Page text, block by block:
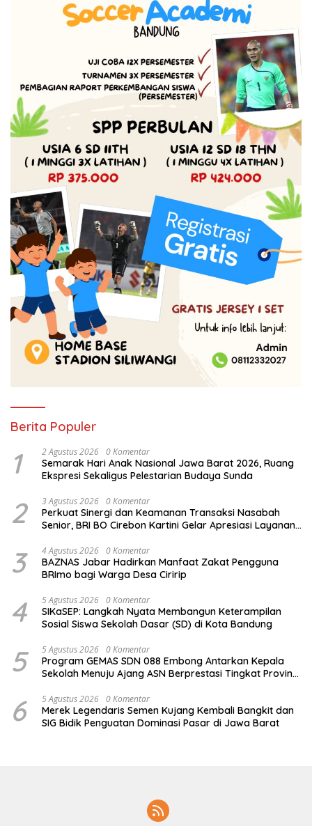
Berita Populer
1 2 Agustus 2026 0 Komentar
Semarak Hari Anak Nasional Jawa Barat 2026, Ruang
Ekspresi Sekaligus Pelestarian Budaya Sunda
2 3 Agustus 2026 0 Komentar
Perkuat Sinergi dan Keamanan Transaksi Nasabah
Senior, BRI BO Cirebon Kartini Gelar Apresiasi Layanan
3 4 Agustus 2026 0 Komentar
BAZNAS Jabar Hadirkan Manfaat Zakat Pengguna
BRImo bagi Warga Desa Ciririp
4 5 Agustus 2026 0 Komentar
SIKaSEP: Langkah Nyata Membangun Keterampilan
Sosial Siswa Sekolah Dasar (SD) di Kota Bandung
5 5 Agustus 2026 0 Komentar
Program GEMAS SDN 088 Embong Antarkan Kepala
Sekolah Menuju Ajang ASN Berprestasi Tingkat Provinsi
6 5 Agustus 2026 0 Komentar
Merek Legendaris Semen Kujang Kembali Bangkit dan
SIG Bidik Penguatan Dominasi Pasar di Jawa Barat